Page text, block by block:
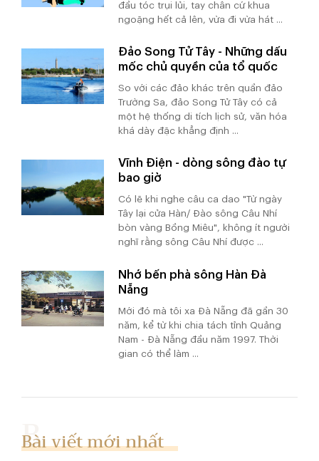
đầu tóc trụi lủi, tay chân cứ khua
ngoặng hết cả lên, vừa đi vừa hát ...
Đảo Song Tử Tây - Những dấu
mốc chủ quyền của tổ quốc
So với các đảo khác trên quần đảo
Trường Sa, đảo Song Tử Tây có cả
một hệ thống di tích lịch sử, văn hóa
khá dày đặc khẳng định ...
Vĩnh Điện - dòng sông đào tự
bao giờ
Có lẽ khi nghe câu ca dao "Từ ngày
Tây lại cửa Hàn/ Đào sông Câu Nhí
bòn vàng Bồng Miêu", không ít người
nghĩ rằng sông Câu Nhí được ...
Nhớ bến phà sông Hàn Đà
Nẵng
Mới đó mà tôi xa Đà Nẵng đã gần 30
năm, kể từ khi chia tách tỉnh Quảng
Nam - Đà Nẵng đầu năm 1997. Thời
gian có thể làm ...
Bài viết mới nhất